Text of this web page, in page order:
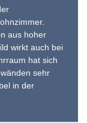
aus hoher
wirkt auch bei
hat sich
sehr
in der